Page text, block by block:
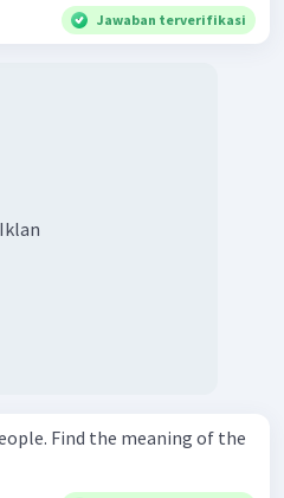
Jawaban terverifikasi
Iklan
Find the meaning of the